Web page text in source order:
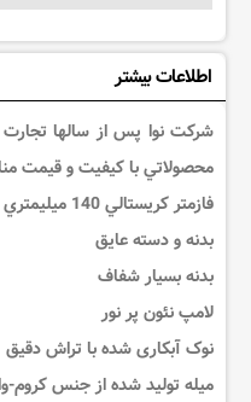
اطلاعات بیشتر
شرکت نوا پس از سالها تجارت
محصولاتي با کيفيت و قيمت
فازمتر کريستالي 140 میلیمتري مدل NTT-1901 نوا يکي از توليدات با کيفيت اين برند است که بعضي شاخص هاي آن شامل موارد زير مي باشد:
بدنه و دسته عایق
بدنه بسیار شفاف
لامپ نئون پر نور
نوک آبکاری شده با تراش دقیق
میله تولید شده از جنس کروم-